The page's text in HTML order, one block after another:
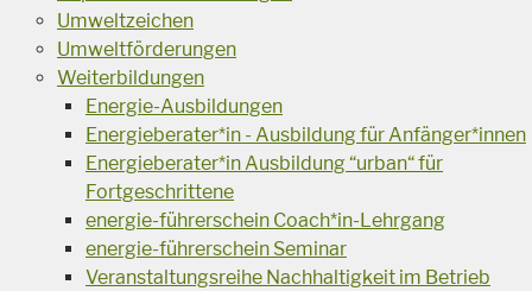
Umweltzeichen
Umweltförderungen
Weiterbildungen
Energie-Ausbildungen
Energieberater*in - Ausbildung für Anfänger*innen
Energieberater*in Ausbildung “urban“ für
Fortgeschrittene
energie-führerschein Coach*in-Lehrgang
energie-führerschein Seminar
Veranstaltungsreihe Nachhaltigkeit im Betrieb